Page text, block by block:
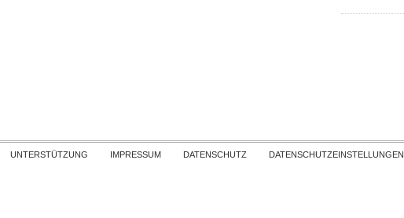
Skip to content
UNTERSTÜTZUNG IMPRESSUM DATENSCHUTZ DATENSCHUTZEINSTELLUNGEN